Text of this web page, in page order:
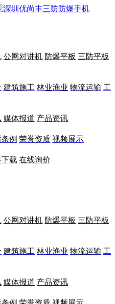
公网对讲机 防爆平板 三防平板
建筑施工 林业渔业 物流运输 工
媒体报道 产品资讯
例 荣誉资质 视频展示
载 在线询价
公网对讲机 防爆平板 三防平板
建筑施工 林业渔业 物流运输 工
媒体报道 产品资讯